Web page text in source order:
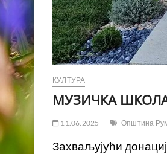
КУЛТУРА
МУЗИЧКА
11.06.2025 Општина
Захваљујући